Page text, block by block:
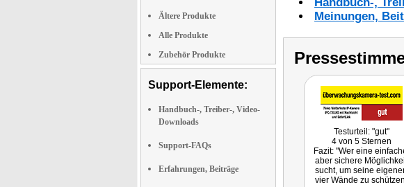
Ältere Produkte
Alle Produkte
Zubehör Produkte
Support-Elemente:
Handbuch-, Treiber-, Video-
Downloads
Support-FAQs
Erfahrungen, Beiträge
Meinungen,
Testurteil: "gut"
4 von 5 Sternen
Fazit: "Wer eine
aber sichere
sucht, um seine
vier Wände zu